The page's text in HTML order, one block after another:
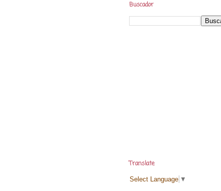
Buscador
Translate
Select Language ▼